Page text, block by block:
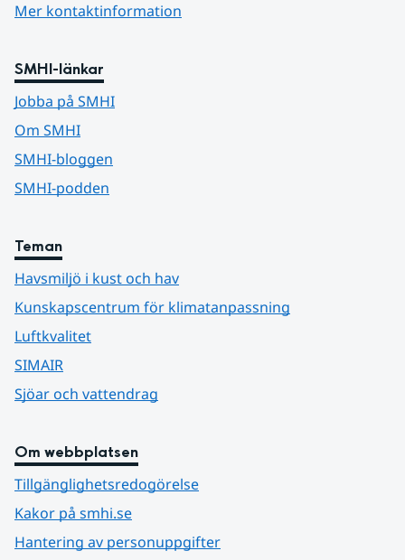
Mer kontaktinformation
SMHI-länkar
Jobba på SMHI
Om SMHI
SMHI-bloggen
SMHI-podden
Teman
Havsmiljö i kust och hav
Kunskapscentrum för klimatanpassning
Luftkvalitet
SIMAIR
Sjöar och vattendrag
Om webbplatsen
Tillgänglighetsredogörelse
Kakor på smhi.se
Hantering av personuppgifter